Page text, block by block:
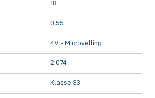
18
0,55
4V - Microvelling
2,074
Klasse 33